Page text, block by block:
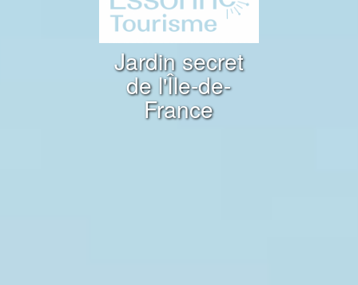
Jardin secret
de l'Île-de-
France